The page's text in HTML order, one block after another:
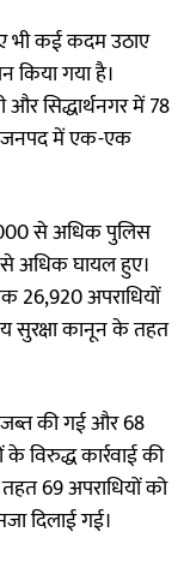
भी कई कदम उठाए
किया गया है।
और सिद्धार्थनगर में 78
जनपद में एक-एक
से अधिक पुलिस
से अधिक घायल हुए।
26,920 अपराधियों
सुरक्षा कानून के तहत
जब्त की गई और 68
कार्रवाई की
69 अपराधियों को
दिलाई गई।